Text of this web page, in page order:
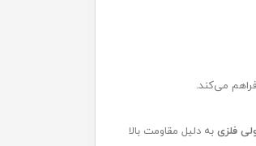
می‌کند.
فلزی به دلیل مقاومت بالا